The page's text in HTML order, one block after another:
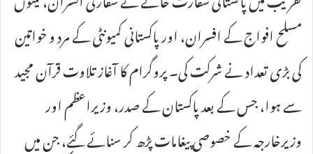
مسلح افواج کے افسران، اور پاکستانی کمیونٹی کے مرد و خواتین
کی بڑی تعداد نے شرکت کی۔ پروگرام کا آغاز تلاوت قرآن مجید
سے ہوا، جس کے بعد پاکستان کے صدر، وزیراعظم اور
وزیرخارجہ کے خصوصی پیغامات پڑھ کر سنائے گئے، جن میں